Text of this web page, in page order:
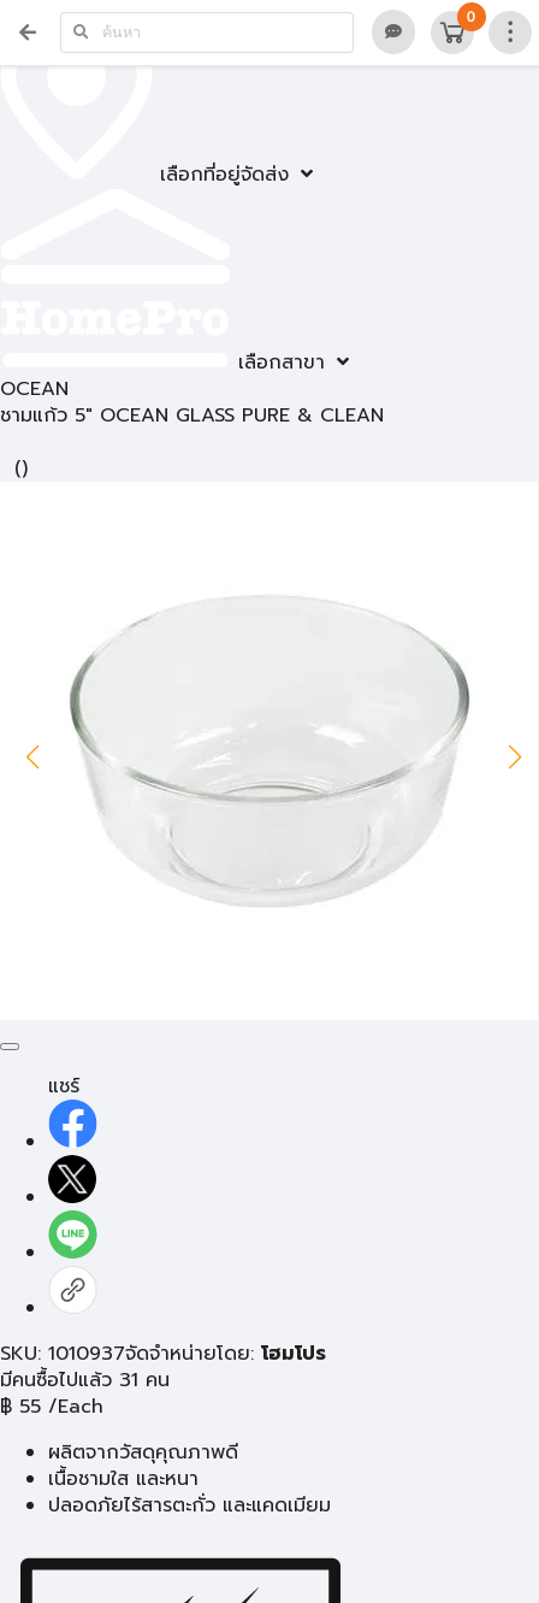
เลือกที่อยู่จัดส่ง
เลือกสาขา
0
OCEAN
ชามแก้ว 5" OCEAN GLASS PURE & CLEAN
()
แชร์
SKU: 1010937จัดจำหน่ายโดย: โฮมโปร
มีคนซื้อไปแล้ว 31 คน
฿ 55 /Each
ผลิตจากวัสดุคุณภาพดี
เนื้อชามใส และหนา
ปลอดภัยไร้สารตะกั่ว และแคดเมียม